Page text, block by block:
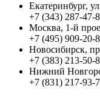
Екатеринбург,
+7 (343) 287-47-
Москва, 1-й
+7 (495) 909-20-
Новосибирск,
+7 (383) 213-50-
Нижний
+7 (831) 217-93-